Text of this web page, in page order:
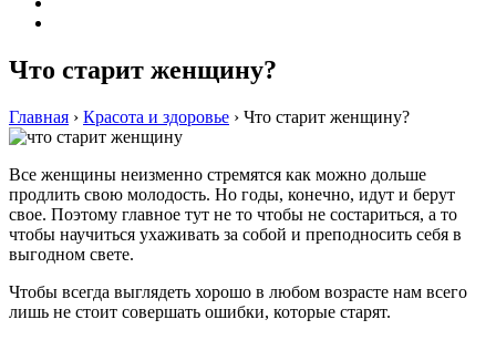
Что старит женщину?
Главная › Красота и здоровье › Что старит женщину?
Все женщины неизменно стремятся как можно дольше
продлить свою молодость. Но годы, конечно, идут и берут
свое. Поэтому главное тут не то чтобы не состариться, а то
чтобы научиться ухаживать за собой и преподносить себя в
выгодном свете.
Чтобы всегда выглядеть хорошо в любом возрасте нам всего
лишь не стоит совершать ошибки, которые старят.